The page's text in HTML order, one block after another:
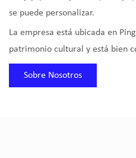
se puede personalizar.
La empresa está ubicada en
patrimonio cultural y está bien
Sobre Nosotros